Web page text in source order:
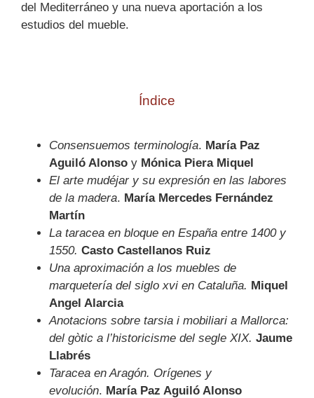
del Mediterráneo y una nueva aportación a los
estudios del mueble.
Índice
Consensuemos terminología. María Paz
Aguiló Alonso y Mónica Piera Miquel
El arte mudéjar y su expresión en las labores
de la madera. María Mercedes Fernández
Martín
La taracea en bloque en España entre 1400 y
1550. Casto Castellanos Ruiz
Una aproximación a los muebles de
marquetería del siglo xvi en Cataluña. Miquel
Angel Alarcia
Anotacions sobre tarsia i mobiliari a Mallorca:
del gòtic a l’historicisme del segle XIX. Jaume
Llabrés
Taracea en Aragón. Orígenes y
evolución. María Paz Aguiló Alonso